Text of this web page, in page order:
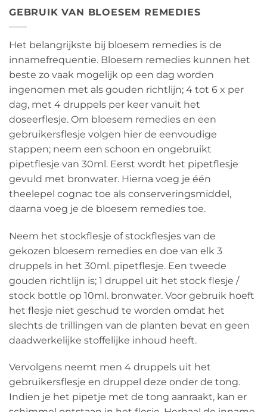
GEBRUIK VAN BLOESEM REMEDIES
Het belangrijkste bij bloesem remedies is de
innamefrequentie. Bloesem remedies kunnen het
beste zo vaak mogelijk op een dag worden
ingenomen met als gouden richtlijn; 4 tot 6 x per
dag, met 4 druppels per keer vanuit het
doseerflesje. Om bloesem remedies en een
gebruikersflesje volgen hier de eenvoudige
stappen; neem een schoon en ongebruikt
pipetflesje van 30ml. Eerst wordt het pipetflesje
gevuld met bronwater. Hierna voeg je één
theelepel cognac toe als conserveringsmiddel,
daarna voeg je de bloesem remedies toe.
Neem het stockflesje of stockflesjes van de
gekozen bloesem remedies en doe van elk 3
druppels in het 30ml. pipetflesje. Een tweede
gouden richtlijn is; 1 druppel uit het stock flesje /
stock bottle op 10ml. bronwater. Voor gebruik hoeft
het flesje niet geschud te worden omdat het
slechts de trillingen van de planten bevat en geen
daadwerkelijke stoffelijke inhoud heeft.
Vervolgens neemt men 4 druppels uit het
gebruikersflesje en druppel deze onder de tong.
Indien je het pipetje met de tong aanraakt, kan er